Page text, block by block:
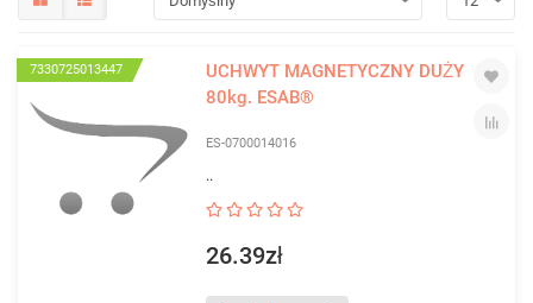
7330725013447
UCHWYT MAGNETYCZNY DUŻY
80kg. ESAB®
ES-0700014016
..
26.39zł